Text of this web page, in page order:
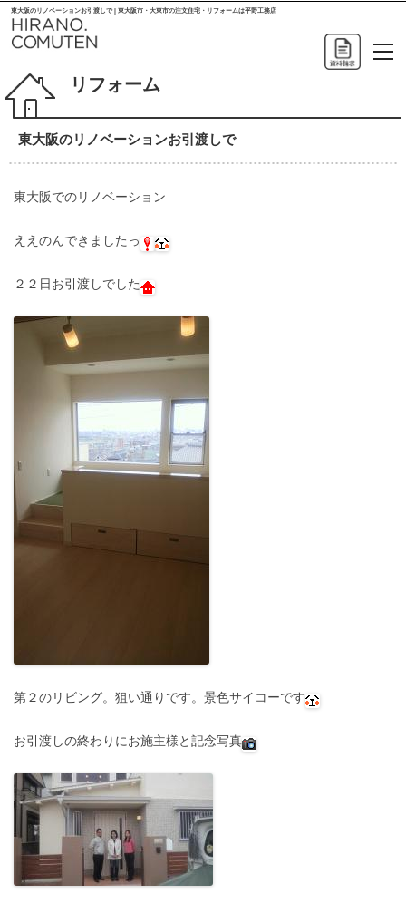
東大阪のリノベーションお引渡しで | 東大阪市・大東市の注文住宅・リフォームは平野工務店
リフォーム
東大阪のリノベーションお引渡しで
東大阪でのリノベーション
ええのんできましたっ
２２日お引渡しでした
第２のリビング。狙い通りです。景色サイコーです
お引渡しの終わりにお施主様と記念写真